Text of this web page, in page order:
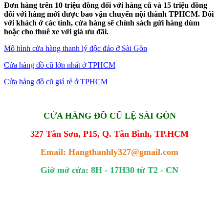
Đơn hàng trên 10 triệu đồng đối với hàng cũ và 15 triệu đồng
đối với hàng mới được bao vận chuyển nội thành TPHCM. Đối
với khách ở các tỉnh, cửa hàng sẽ chính sách gửi hàng dùm
hoặc cho thuê xe với giá ưu đãi.
Mô hình cửa hàng thanh lý độc đáo ở Sài Gòn
Cửa hàng đồ cũ lớn nhất ở TPHCM
Cửa hàng đồ cũ giá rẻ ở TPHCM
CỬA HÀNG ĐỒ CŨ LỆ SÀI GÒN
327 Tân Sơn, P15, Q. Tân Bình, TP.HCM
Email: Hangthanhly327@gmail.com
Giờ mở cửa: 8H - 17H30 từ T2 - CN